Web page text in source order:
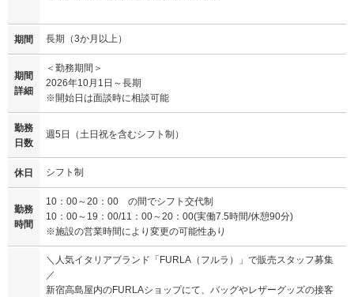
期間 長期（3か月以上）
期間
詳細
＜勤務期間＞
2026年10月1日～長期
※開始日は面談時に相談可能
勤務
日数
週5日（土日祝を含むシフト制）
休日 シフト制
勤務
時間
10：00～20：00 の間でシフト交代制
10：00～19：00/11：00～20：00(実働7.5時間/休憩90分)
※施設の営業時間により変更の可能性あり
＼人気イタリアブランド「FURLA（フルラ）」で販売スタッフ募集
／
新宿高島屋内のFURLAショップにて、バッグやレザーグッズの接客